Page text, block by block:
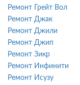
Ремонт Грейт Вол
Ремонт Джак
Ремонт Джили
Ремонт Джип
Ремонт Зикр
Ремонт Инфинити
Ремонт Исузу